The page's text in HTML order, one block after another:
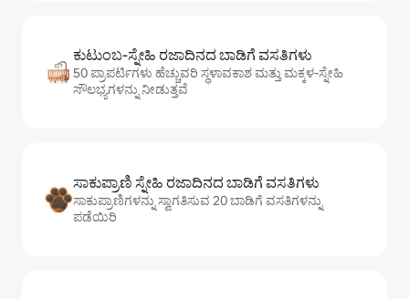
ಕುಟುಂಬ-ಸ್ನೇಹಿ ರಜಾದಿನದ ಬಾಡಿಗೆ ವಸತಿಗಳು
50 ಪ್ರಾಪರ್ಟಿಗಳು ಹೆಚ್ಚುವರಿ ಸ್ಥಳಾವಕಾಶ ಮತ್ತು ಮಕ್ಕಳ-ಸ್ನೇಹಿ
ಸೌಲಭ್ಯಗಳನ್ನು ನೀಡುತ್ತವೆ
ಸಾಕುಪ್ರಾಣಿ ಸ್ನೇಹಿ ರಜಾದಿನದ ಬಾಡಿಗೆ ವಸತಿಗಳು
ಸಾಕುಪ್ರಾಣಿಗಳನ್ನು ಸ್ವಾಗತಿಸುವ 20 ಬಾಡಿಗೆ ವಸತಿಗಳನ್ನು
ಪಡೆಯಿರಿ